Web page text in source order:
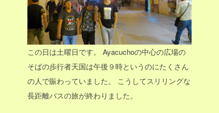
この日は土曜日です。
Ayacuchoの中心の広場の
そばの歩行者天国は午後９時というのにたくさん
の人で賑わっていました。
こうしてスリリングな
長距離バスの旅が終わりました。